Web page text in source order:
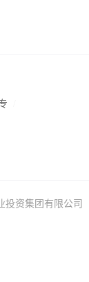
投资集团有限公司